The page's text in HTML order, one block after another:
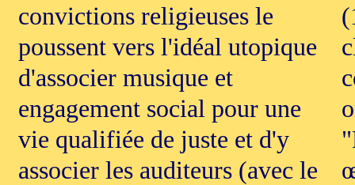
convictions religieuses le
poussent vers l'idéal utopique
d'associer musique et
engagement social pour une
vie qualifiée de juste et d'y
associer les auditeurs (avec le